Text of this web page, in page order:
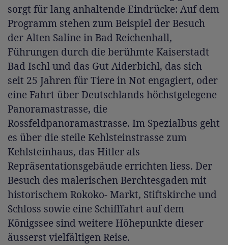
sorgt für lang anhaltende Eindrücke: Auf dem
Programm stehen zum Beispiel der Besuch
der Alten Saline in Bad Reichenhall,
Führungen durch die berühmte Kaiserstadt
Bad Ischl und das Gut Aiderbichl, das sich
seit 25 Jahren für Tiere in Not engagiert, oder
eine Fahrt über Deutschlands höchstgelegene
Panoramastrasse, die
Rossfeldpanoramastrasse. Im Spezialbus geht
es über die steile Kehlsteinstrasse zum
Kehlsteinhaus, das Hitler als
Repräsentationsgebäude errichten liess. Der
Besuch des malerischen Berchtesgaden mit
historischem Rokoko- Markt, Stiftskirche und
Schloss sowie eine Schifffahrt auf dem
Königssee sind weitere Höhepunkte dieser
äusserst vielfältigen Reise.